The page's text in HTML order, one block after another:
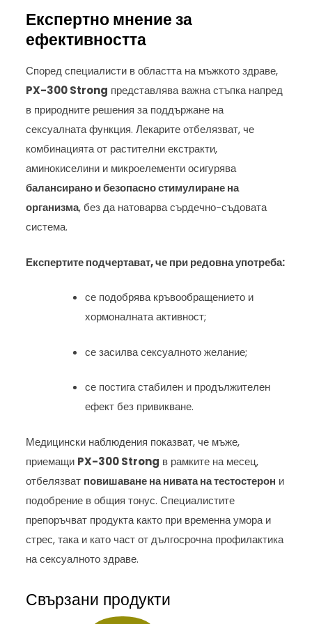
Експертно мнение за
ефективността
Според специалисти в областта на мъжкото здраве,
PX-300 Strong представлява важна стъпка напред
в природните решения за поддържане на
сексуалната функция. Лекарите отбелязват, че
комбинацията от растителни екстракти,
аминокиселини и микроелементи осигурява
балансирано и безопасно стимулиране на
организма, без да натоварва сърдечно-съдовата
система.
Експертите подчертават, че при редовна употреба:
се подобрява кръвообращението и
хормоналната активност;
се засилва сексуалното желание;
се постига стабилен и продължителен
ефект без привикване.
Медицински наблюдения показват, че мъже,
приемащи PX-300 Strong в рамките на месец,
отбелязват повишаване на нивата на тестостерон и
подобрение в общия тонус. Специалистите
препоръчват продукта както при временна умора и
стрес, така и като част от дългосрочна профилактика
на сексуалното здраве.
Свързани продукти